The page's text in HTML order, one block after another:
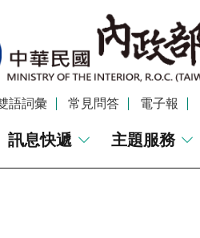
語詞彙 常見問答 電子報
訊息快遞 主題服務